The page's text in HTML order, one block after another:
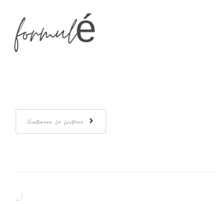
formulé…
Continuer La Lecture